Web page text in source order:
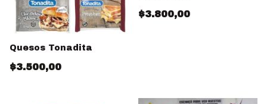
Quesos Tonadita
$3.500,00
$3.800,00